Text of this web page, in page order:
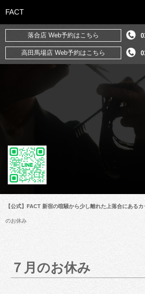
FACT
落合店 Web予約はこちら
高田馬場店 Web予約はこちら
【公式】FACT 新宿の喧騒から少し離れた上落合にある
のお休み
７月のお休み